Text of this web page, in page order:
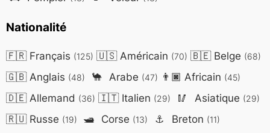
Nationalité
🇫🇷Français (125) 🇺🇸Américain (70) 🇧🇪Belge (68)
🇬🇧Anglais (48) 🐪 Arabe (47) 👨🏿 Africain (45)
🇩🇪Allemand (36) 🇮🇹Italien (29) 🥢 Asiatique (29)
🇷🇺Russe (19) 🛥️ Corse (13) ⚓ Breton (11)